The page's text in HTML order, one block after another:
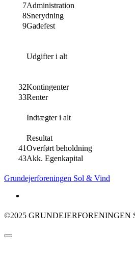
7Administration
8Snerydning
9Gadefest
Udgifter i alt
32Kontingenter
33Renter
Indtægter i alt
Resultat
41Overført beholdning
43Akk. Egenkapital
Grundejerforeningen Sol & Vind
©2025 GRUNDEJERFORENINGEN